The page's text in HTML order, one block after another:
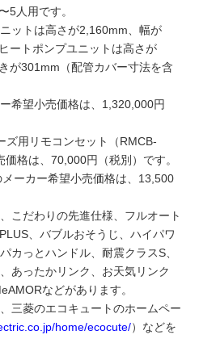
5人用です。
ットは高さが2,160mm、幅が
ートポンプユニットは高さが
が301mm（配管カバー寸法を含
希望小売価格は、1,320,000円
ズ用リモコンセット（RMCB-
格は、70,000円（税別）です。
ーカー希望小売価格は、13,500
こだわりの先進仕様、フルオート
、バブルおそうじ、ハイパワ
カっとハンドル、耐震クラスS、
あったかリンク、お天気リンク
などがあります。
三菱のエコキュートのホームペー
home/ecocute/）などを